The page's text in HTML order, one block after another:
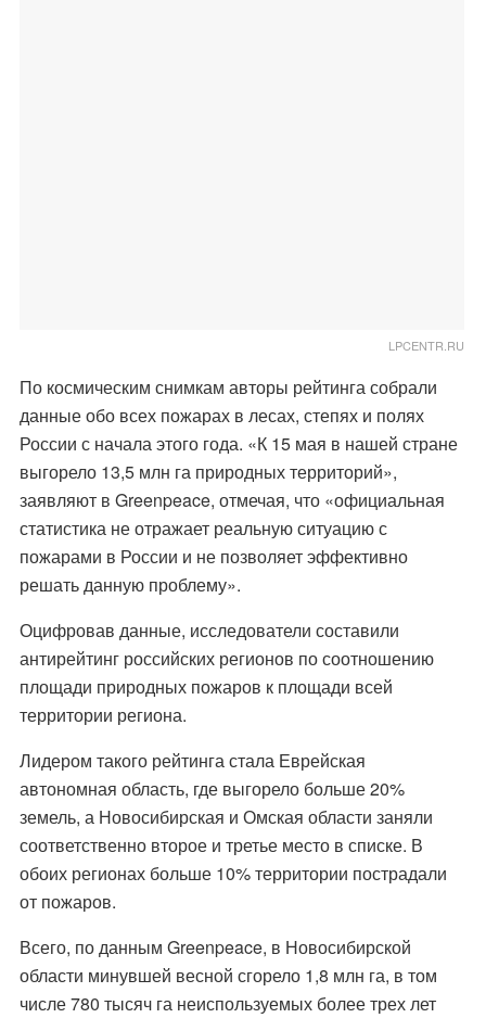
LPCENTR.RU
По космическим снимкам авторы рейтинга собрали
данные обо всех пожарах в лесах, степях и полях
России с начала этого года. «К 15 мая в нашей стране
выгорело 13,5 млн га природных территорий»,
заявляют в Greenpeace, отмечая, что «официальная
статистика не отражает реальную ситуацию с
пожарами в России и не позволяет эффективно
решать данную проблему».
Оцифровав данные, исследователи составили
антирейтинг российских регионов по соотношению
площади природных пожаров к площади всей
территории региона.
Лидером такого рейтинга стала Еврейская
автономная область, где выгорело больше 20%
земель, а Новосибирская и Омская области заняли
соответственно второе и третье место в списке. В
обоих регионах больше 10% территории пострадали
от пожаров.
Всего, по данным Greenpeace, в Новосибирской
области минувшей весной сгорело 1,8 млн га, в том
числе 780 тысяч га неиспользуемых более трех лет